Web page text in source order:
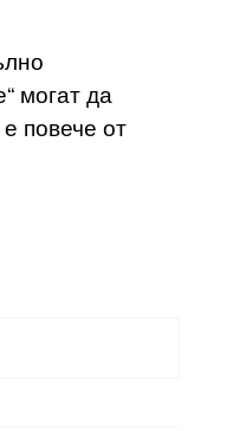
могат да
повече от